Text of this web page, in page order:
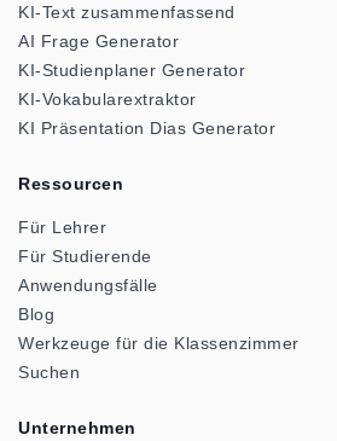
KI-Text zusammenfassend
AI Frage Generator
KI-Studienplaner Generator
KI-Vokabularextraktor
KI Präsentation Dias Generator
Ressourcen
Für Lehrer
Für Studierende
Anwendungsfälle
Blog
Werkzeuge für die Klassenzimmer
Suchen
Unternehmen